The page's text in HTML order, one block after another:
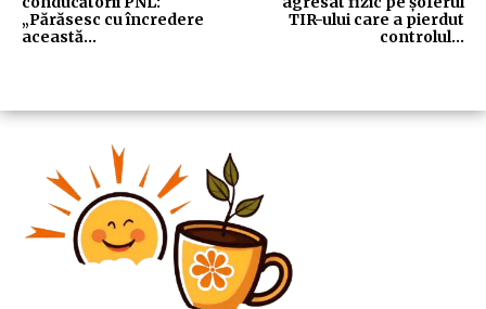
„Părăsesc cu încredere
această…
TIR-ului care a pierdut
controlul…